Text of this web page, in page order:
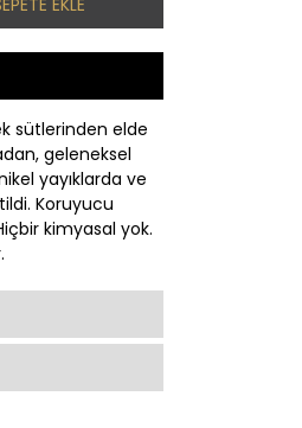
sütlerinden elde
geleneksel
yayıklarda ve
Koruyucu
kimyasal yok.